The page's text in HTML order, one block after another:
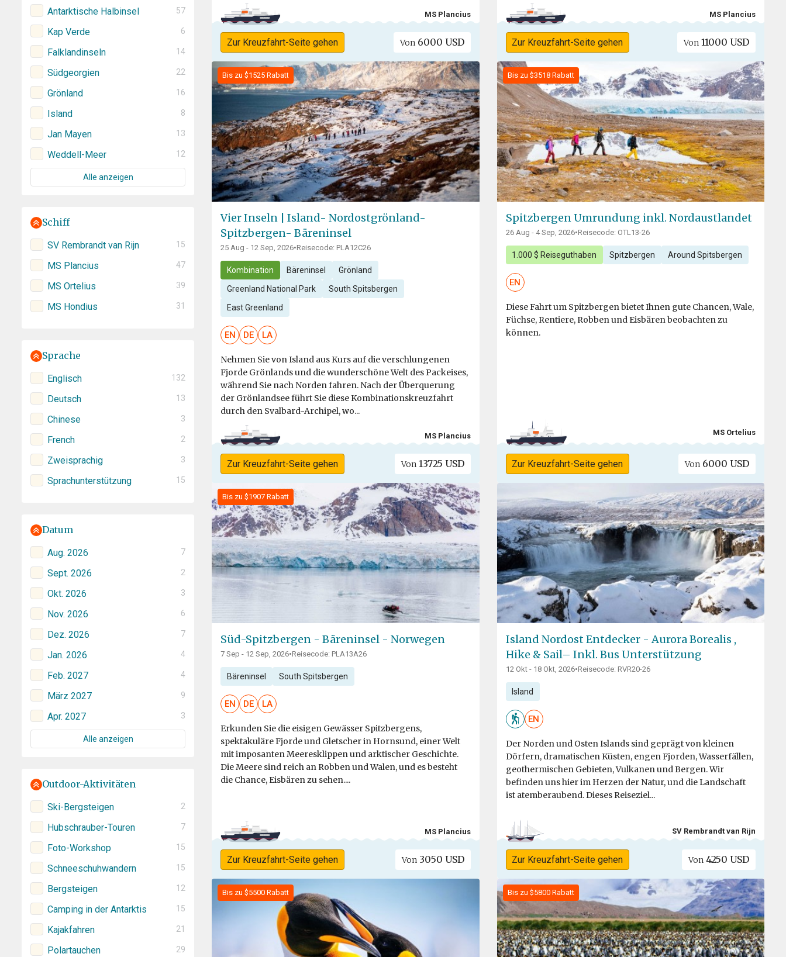
Antarktische Halbinsel 57
Kap Verde 6
Falklandinseln 14
Südgeorgien 22
Grönland 16
Island 8
Jan Mayen 13
Weddell-Meer 12
Alle anzeigen
Schiff
SV Rembrandt van Rijn 15
MS Plancius 47
MS Ortelius 39
MS Hondius 31
Sprache
Englisch 132
Deutsch 13
Chinese 3
French 2
Zweisprachig 3
Sprachunterstützung 15
Datum
Aug. 2026 7
Sept. 2026 2
Okt. 2026 3
Nov. 2026 6
Dez. 2026 7
Jan. 2026 4
Feb. 2027 4
März 2027 9
Apr. 2027 3
Alle anzeigen
Outdoor-Aktivitäten
Ski-Bergsteigen 2
Hubschrauber-Touren 7
Foto-Workshop 15
Schneeschuhwandern 15
Bergsteigen 12
Camping in der Antarktis 15
Kajakfahren 21
Polartauchen 29
MS Plancius
Zur Kreuzfahrt-Seite gehen Von6000 USD
MS Plancius
Zur Kreuzfahrt-Seite gehen Von 11000 USD
Bis zu $1525 Rabatt
Vier Inseln | Island- Nordostgrönland-
Spitzbergen- Bäreninsel
25 Aug - 12 Sep, 2026•Reisecode: PLA12C26
Kombination Bäreninsel Grönland
Greenland National Park South Spitsbergen
East Greenland
EN DE LA
Nehmen Sie von Island aus Kurs auf die verschlungenen
Fjorde Grönlands und die wunderschöne Welt des Packeises,
während Sie nach Norden fahren. Nach der Überquerung
der Grönlandsee führt Sie diese Kombinationskreuzfahrt
durch den Svalbard-Archipel, wo...
MS Plancius
Zur Kreuzfahrt-Seite gehen Von13725 USD
Bis zu $3518 Rabatt
Spitzbergen Umrundung inkl. Nordaustlandet
26 Aug - 4 Sep, 2026•Reisecode: OTL13-26
1.000 $ Reiseguthaben Spitzbergen Around Spitsbergen
EN
Diese Fahrt um Spitzbergen bietet Ihnen gute Chancen, Wale,
Füchse, Rentiere, Robben und Eisbären beobachten zu
können.
MS Ortelius
Zur Kreuzfahrt-Seite gehen Von 6000 USD
Bis zu $1907 Rabatt
Süd-Spitzbergen - Bäreninsel - Norwegen
7 Sep - 12 Sep, 2026•Reisecode: PLA13A26
Bäreninsel South Spitsbergen
EN DE LA
Erkunden Sie die eisigen Gewässer Spitzbergens,
spektakuläre Fjorde und Gletscher in Hornsund, einer Welt
mit imposanten Meeresklippen und arktischer Geschichte.
Die Meere sind reich an Robben und Walen, und es besteht
die Chance, Eisbären zu sehen....
MS Plancius
Zur Kreuzfahrt-Seite gehen Von3050 USD
Island Nordost Entdecker - Aurora Borealis ,
Hike & Sail– Inkl. Bus Unterstützung
12 Okt - 18 Okt, 2026•Reisecode: RVR20-26
Island
EN
Der Norden und Osten Islands sind geprägt von kleinen
Dörfern, dramatischen Küsten, engen Fjorden, Wasserfällen,
geothermischen Gebieten, Vulkanen und Bergen. Wir
befinden uns hier im Herzen der Natur, und die Landschaft
ist atemberaubend. Dieses Reiseziel...
SV Rembrandt van Rijn
Zur Kreuzfahrt-Seite gehen Von 4250 USD
Bis zu $5500 Rabatt Bis zu $5800 Rabatt